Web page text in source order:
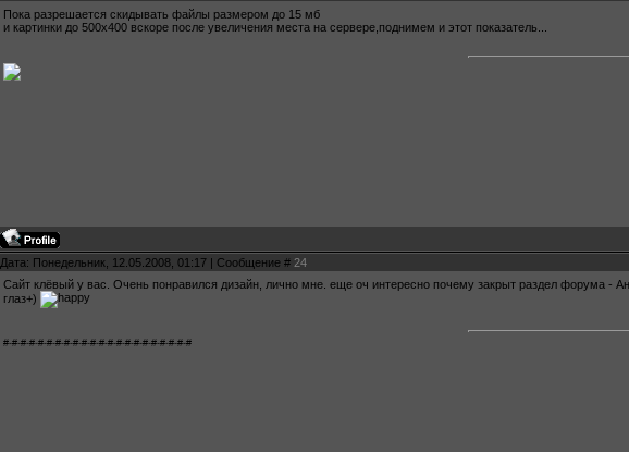
Пока разрешается скидывать файлы размером до 15 мб
и картинки до 500х400 вскоре после увеличения места на сервере,поднимем и этот показатель...
Дата: Понедельник, 12.05.2008, 01:17 | Сообщение # 24
Сайт клёвый у вас. Очень понравился дизайн, лично мне. еще оч интересно почему закрыт раздел форума -
глаз+)
#-#-#-#-#-#-#-#-#-#-#-#-#-#-#-#-#-#-#-#-#-#